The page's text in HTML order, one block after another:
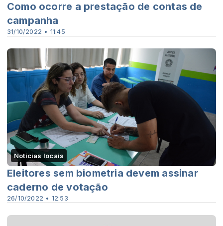
31/10/2022 • 11:45
Como ocorre a prestação de contas de
campanha
Notícias locais
26/10/2022 • 12:53
Eleitores sem biometria devem assinar
caderno de votação